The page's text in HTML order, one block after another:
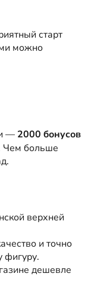
старт
можно
— 2000 бонусов
Чем больше
верхней
и точно
фигуру.
дешевле